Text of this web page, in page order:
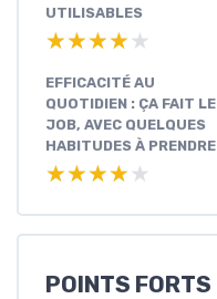
UTILISABLES
★★★★★
★★★★★
EFFICACITÉ AU
QUOTIDIEN : ÇA FAIT LE
JOB, AVEC QUELQUES
HABITUDES À PRENDRE
★★★★★
★★★★★
POINTS FORTS